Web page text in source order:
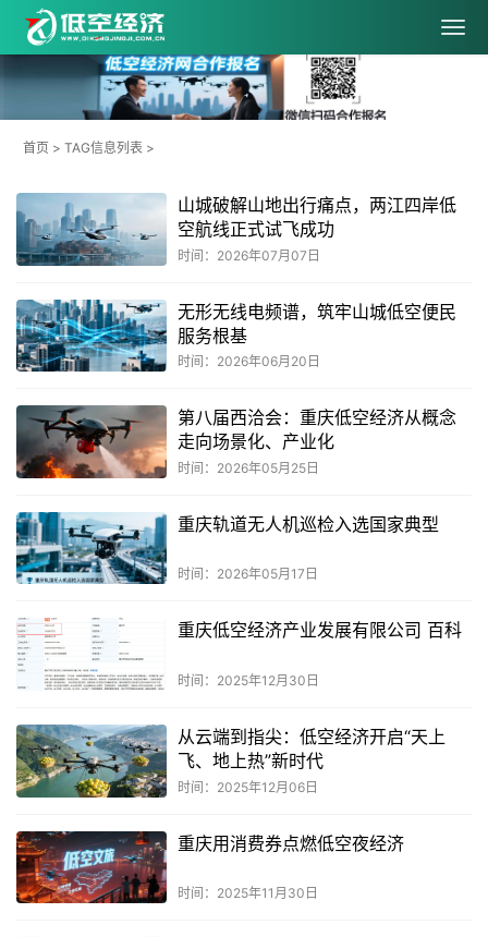
首页 > TAG信息列表 >
山城破解山地出行痛点，两江四岸低
空航线正式试飞成功
时间：2026年07月07日
无形无线电频谱，筑牢山城低空便民
服务根基
时间：2026年06月20日
第八届西洽会：重庆低空经济从概念
走向场景化、产业化
时间：2026年05月25日
重庆轨道无人机巡检入选国家典型
时间：2026年05月17日
重庆低空经济产业发展有限公司 百科
时间：2025年12月30日
从云端到指尖：低空经济开启“天上
飞、地上热”新时代
时间：2025年12月06日
重庆用消费券点燃低空夜经济
时间：2025年11月30日